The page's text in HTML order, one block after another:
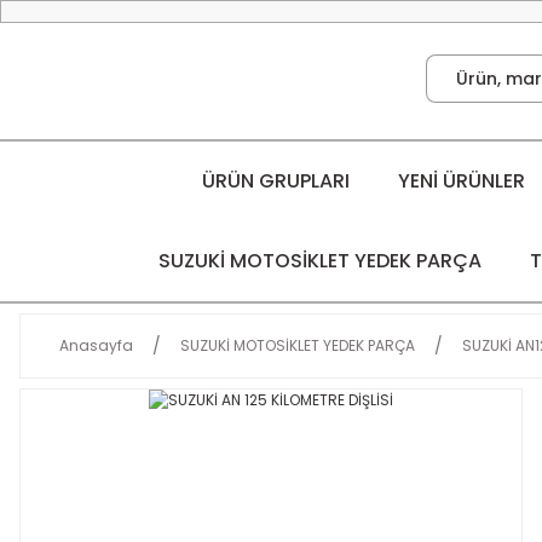
ÜRÜN GRUPLARI YENİ ÜRÜNLER
SUZUKİ MOTOSİKLET YEDEK PARÇA
Anasayfa SUZUKİ MOTOSİKLET YEDEK PARÇA SUZUKİ